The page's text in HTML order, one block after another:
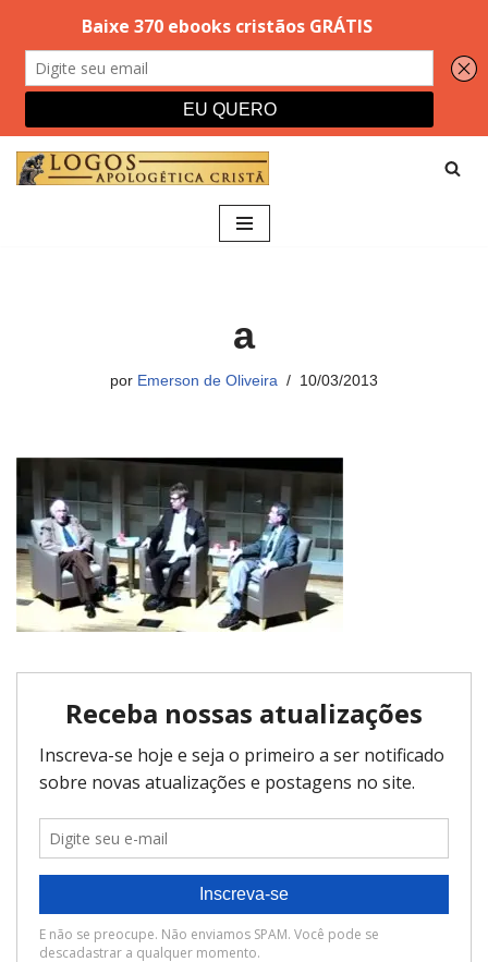
a
por Emerson de Oliveira 10/03/2013